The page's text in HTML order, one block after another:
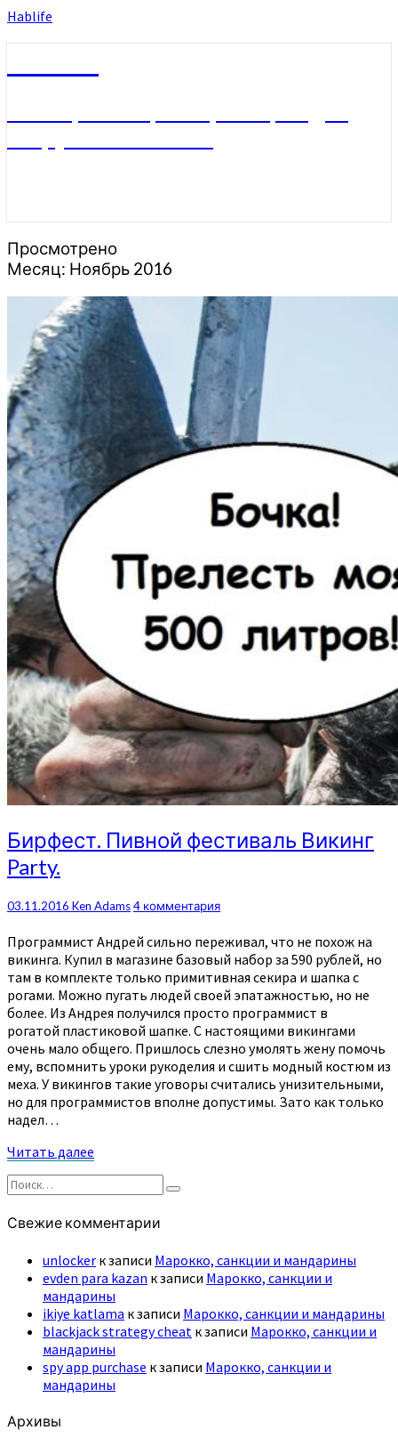
Hablife
Просмотрено
Месяц: Ноябрь 2016
Бирфест.
Пивной
фестиваль
Party.
Бирфест. Пивной фестиваль Викинг
Party.
03.11.2016 Ken AdamsКомментарии
4 комментария
Программист Андрей сильно переживал, что не похож на
викинга. Купил в магазине базовый набор за 590 рублей, но
там в комплекте только примитивная секира и шапка с
рогами. Можно пугать людей своей эпатажностью, но не
более. Из Андрея получился просто программист в
рогатой пластиковой шапке. С настоящими викингами
очень мало общего. Пришлось слезно умолять жену помочь
ему, вспомнить уроки рукоделия и сшить модный костюм из
меха. У викингов такие уговоры считались унизительными,
но для программистов вполне допустимы. Зато как только
надел…
Читать далее
Найти:
Поиск
Свежие комментарии
unlocker к записи Марокко, санкции и мандарины
evden para kazan к записи Марокко, санкции и
мандарины
ikiye katlama к записи Марокко, санкции и мандарины
blackjack strategy cheat к записи Марокко, санкции и
мандарины
spy app purchase к записи Марокко, санкции и
мандарины
Архивы